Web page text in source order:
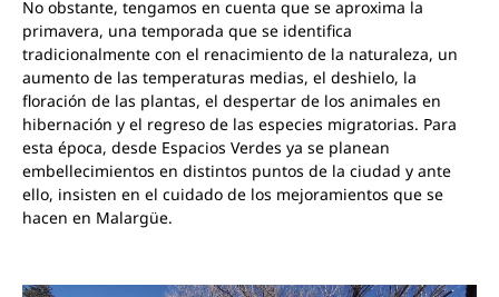
No obstante, tengamos en cuenta que se aproxima la
primavera, una temporada que se identifica
tradicionalmente con el renacimiento de la naturaleza, un
aumento de las temperaturas medias, el deshielo, la
floración de las plantas, el despertar de los animales en
hibernación y el regreso de las especies migratorias. Para
esta época, desde Espacios Verdes ya se planean
embellecimientos en distintos puntos de la ciudad y ante
ello, insisten en el cuidado de los mejoramientos que se
hacen en Malargüe.